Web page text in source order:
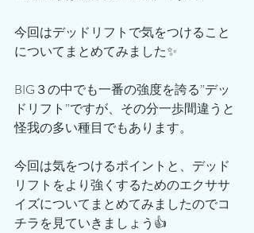
今回はデッドリフトで気をつけること
についてまとめてみました✨
BIG３の中でも一番の強度を誇る”デッ
ドリフト”ですが、その分一歩間違うと
怪我の多い種目でもあります。
今回は気をつけるポイントと、デッド
リフトをより強くするためのエクササ
イズについてまとめてみましたのでコ
チラを見ていきましょう👍